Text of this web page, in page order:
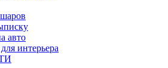
авто
интерьера